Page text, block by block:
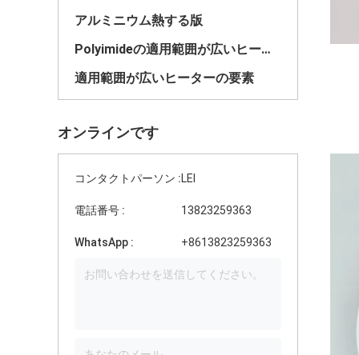
アルミニウム熱する版
Polyimideの適用範囲が広いヒーター
適用範囲が広いヒーターの要素
オンラインです
コンタクトパーソン :LEI
電話番号 : 13823259363
WhatsApp : +8613823259363